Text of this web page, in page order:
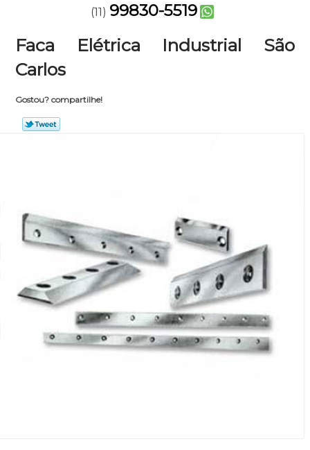
(11) 99830-5519
Faca Elétrica Industrial São
Carlos
Gostou? compartilhe!